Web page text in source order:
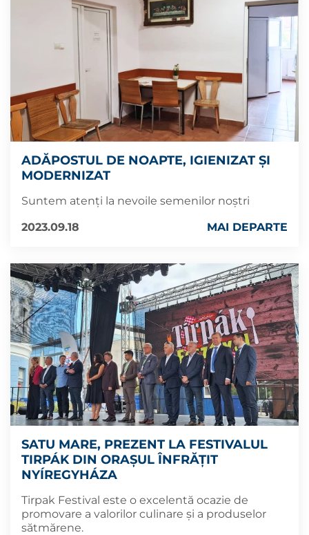
ADĂPOSTUL DE NOAPTE, IGIENIZAT ȘI
MODERNIZAT
Suntem atenți la nevoile semenilor noștri
2023.09.18
MAI DEPARTE
SATU MARE, PREZENT LA FESTIVALUL
TIRPÁK DIN ORAȘUL ÎNFRĂȚIT
NYÍREGYHÁZA
Tirpak Festival este o excelentă ocazie de
promovare a valorilor culinare și a produselor
sătmărene.